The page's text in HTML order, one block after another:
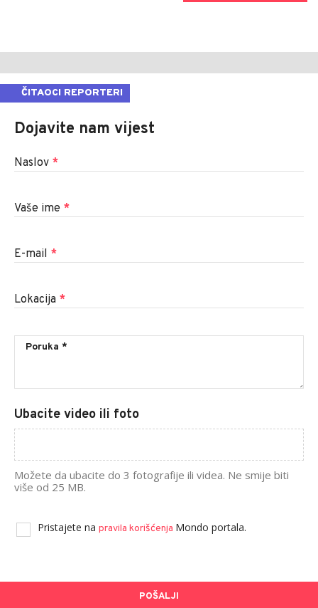
ČITAOCI REPORTERI
Dojavite nam vijest
Naslov *
Vaše ime *
E-mail *
Lokacija *
Ubacite video ili foto
Možete da ubacite do 3 fotografije ili videa. Ne smije biti
više od 25 MB.
Pristajete na pravila korišćenja Mondo portala.
POŠALJI